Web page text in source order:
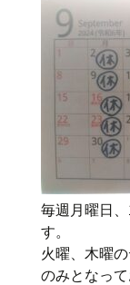
毎週月曜日
す。
火曜、木曜
のみとなっ